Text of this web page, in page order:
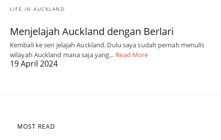
LIFE IN AUCKLAND
Menjelajah Auckland dengan Berlari
Kembali ke seri jelajah Auckland. Dulu saya sudah pernah menulis
wilayah Auckland mana saja yang… Read More
19 April 2024
MOST READ